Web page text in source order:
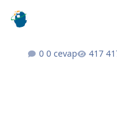
0 cevap